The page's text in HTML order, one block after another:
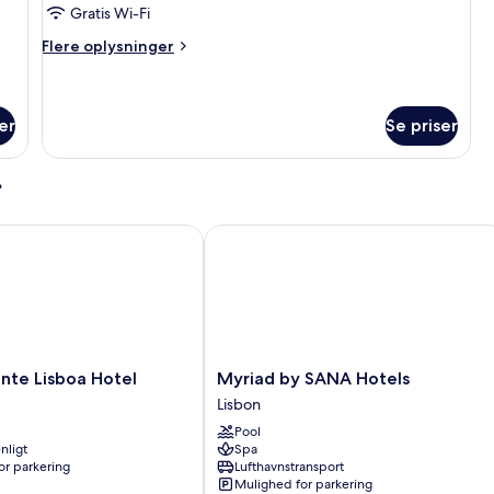
(Princess)
Gratis Wi-Fi
Flere oplysninger
Flere
Se priser
Lisboa Hotel
parkering
Lisboa Hotel
Myriad
by
SANA
Hotels
Lisbon
Myriad by SANA Hotels
Lisbon
Pool
Spa
Lufthavnstransport
Mulighed for parkering
Myriad by SANA Hotels